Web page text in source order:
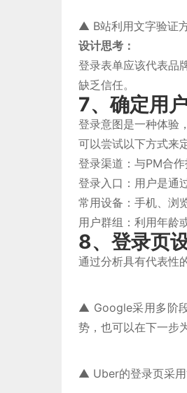
▲ B站利用文字验证
设计思考：
登录表单应该代表品
缺乏信任。
7、确定用
登录意图是一种体验
可以尝试以下方式来
登录渠道：与PM合
登录入口：用户是通
常用设备：手机、浏
用户群组：利用年龄
8、登录页
通过分析具有代表性
▲ Google采用多阶
势，也可以在下一步
▲ Uber的登录页采用